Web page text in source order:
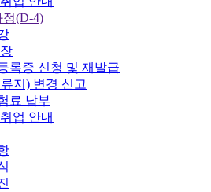
(D-4)
록증 신청 및 재발급
지) 변경 신고
료 납부
업 안내